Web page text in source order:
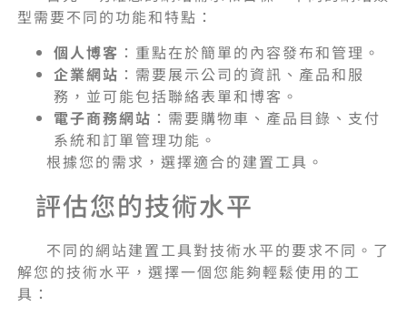
型需要不同的功能和特點：
個人博客 ：重點在於簡單的內容發布和管理。
企業網站 ：需要展示公司的資訊、產品和服
務，並可能包括聯絡表單和博客。
電子商務網站 ：需要購物車、產品目錄、支付
系統和訂單管理功能。
根據您的需求，選擇適合的建置工具。
評估您的技術水平
不同的網站建置工具對技術水平的要求不同。了
解您的技術水平，選擇一個您能夠輕鬆使用的工
具：